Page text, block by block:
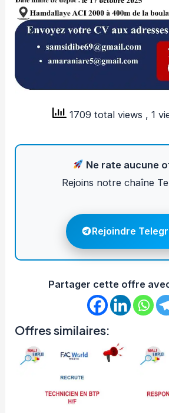
1709 total views , 1
Ne rate aucune
Rejoins notre chaîne
Rejoindre
Partager cette offre
Offres similaires: